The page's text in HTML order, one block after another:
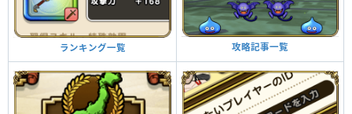
ランキング一覧 攻略記事一覧